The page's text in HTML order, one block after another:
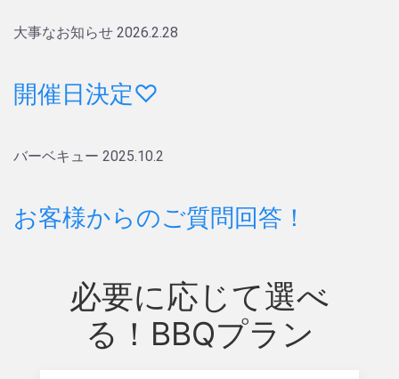
大事なお知らせ 2026.2.28
開催日決定♡
バーベキュー 2025.10.2
お客様からのご質問回答！
必要に応じて選べ
る！BBQプラン